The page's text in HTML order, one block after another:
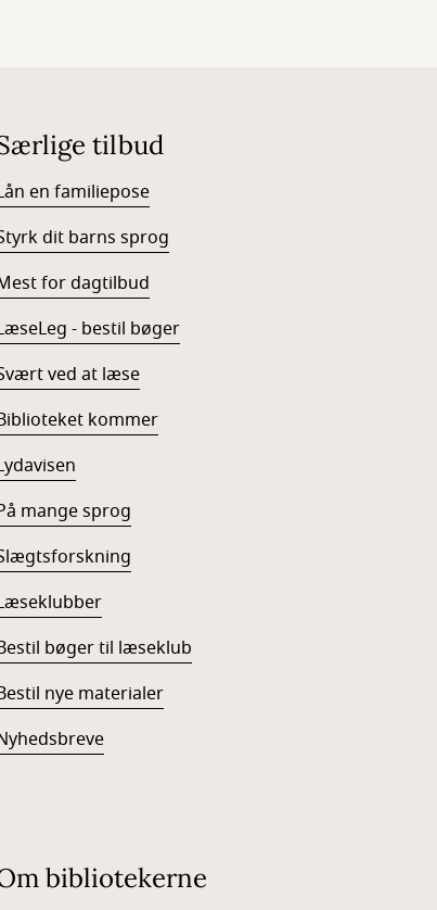
tilbud
en familiepose
dit barns sprog
for dagtilbud
- bestil bøger
ved at læse
kommer
mange sprog
bøger til læseklub
nye materialer
bibliotekerne